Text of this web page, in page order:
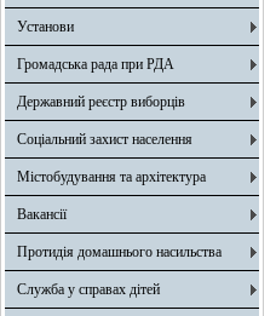
Установи
Громадська рада при РДА
Державний реєстр виборців
Соціальний захист населення
Містобудування та архітектура
Вакансії
Протидія домашнього насильства
Служба у справах дітей